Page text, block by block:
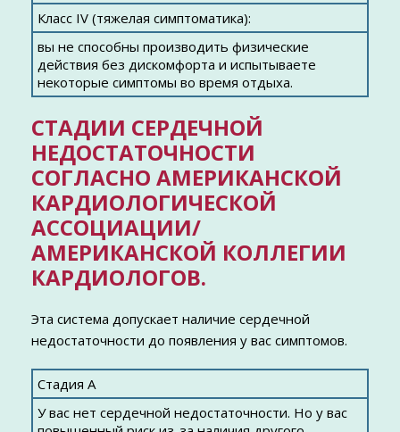
Класс IV (тяжелая симптоматика):
вы не способны производить физические
действия без дискомфорта и испытываете
некоторые симптомы во время отдыха.
СТАДИИ СЕРДЕЧНОЙ
НЕДОСТАТОЧНОСТИ
СОГЛАСНО АМЕРИКАНСКОЙ
КАРДИОЛОГИЧЕСКОЙ
АССОЦИАЦИИ/
АМЕРИКАНСКОЙ КОЛЛЕГИИ
КАРДИОЛОГОВ.
Эта система допускает наличие сердечной
недостаточности до появления у вас симптомов.
Стадия А
У вас нет сердечной недостаточности. Но у вас